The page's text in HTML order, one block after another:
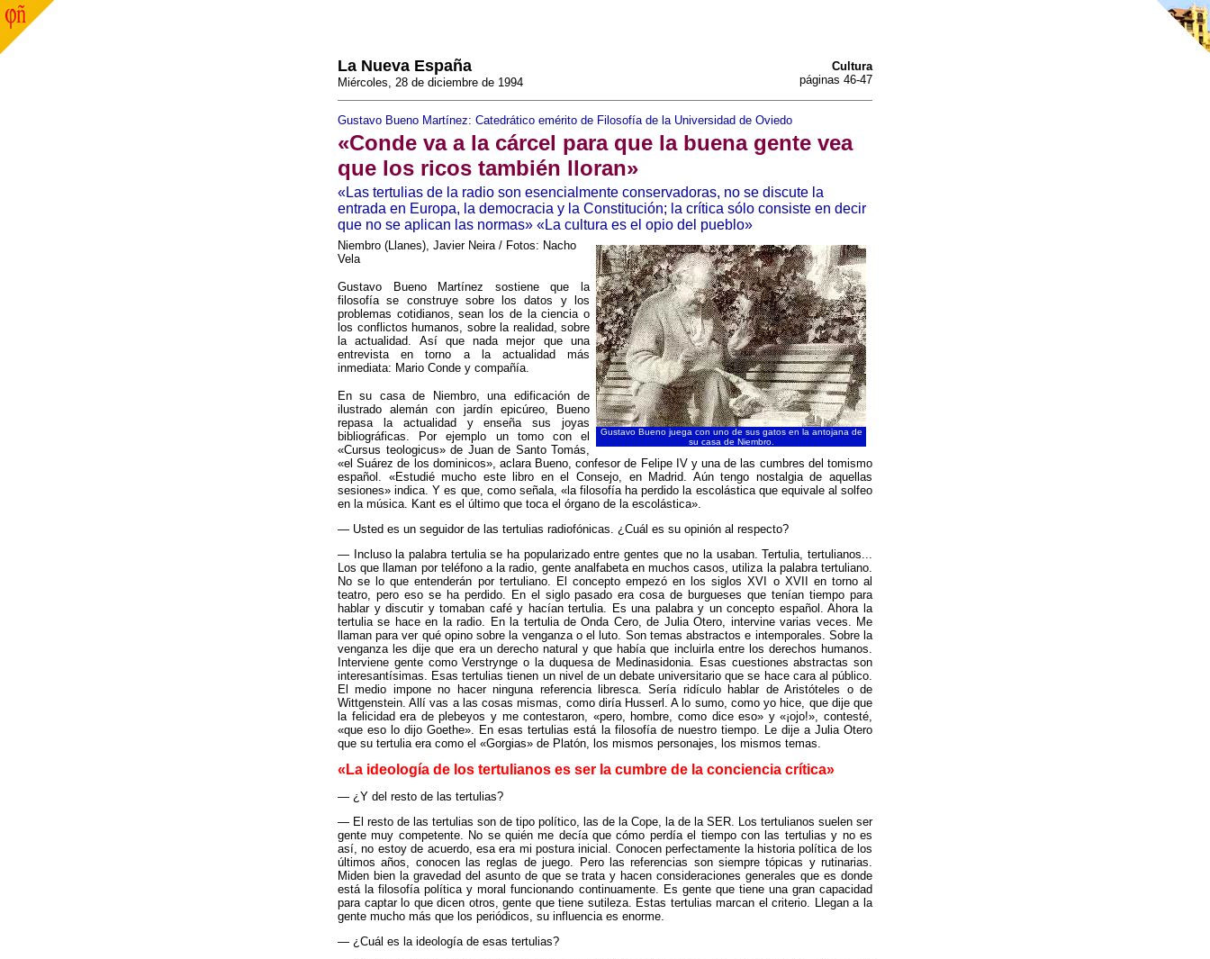
La Nueva España
Miércoles, 28 de diciembre de 1994
Cultura
páginas 46-47
Gustavo Bueno Martínez: Catedrático emérito de Filosofía de la Universidad de Oviedo
«Conde va a la cárcel para que la buena gente vea
que los ricos también lloran»
«Las tertulias de la radio son esencialmente conservadoras, no se discute la
entrada en Europa, la democracia y la Constitución; la crítica sólo consiste en decir
que no se aplican las normas» «La cultura es el opio del pueblo»
Gustavo Bueno juega con uno de sus gatos en la antojana de
su casa de Niembro.
Niembro (Llanes), Javier Neira / Fotos: Nacho
Vela
Gustavo Bueno Martínez sostiene que la
filosofía se construye sobre los datos y los
problemas cotidianos, sean los de la ciencia o
los conflictos humanos, sobre la realidad, sobre
la actualidad. Así que nada mejor que una
entrevista en torno a la actualidad más
inmediata: Mario Conde y compañía.
En su casa de Niembro, una edificación de
ilustrado alemán con jardín epicúreo, Bueno
repasa la actualidad y enseña sus joyas
bibliográficas. Por ejemplo un tomo con el
«Cursus teologicus» de Juan de Santo Tomás,
«el Suárez de los dominicos», aclara Bueno, confesor de Felipe IV y una de las cumbres del tomismo
español. «Estudié mucho este libro en el Consejo, en Madrid. Aún tengo nostalgia de aquellas
sesiones» indica. Y es que, como señala, «la filosofía ha perdido la escolástica que equivale al solfeo
en la música. Kant es el último que toca el órgano de la escolástica».
— Usted es un seguidor de las tertulias radiofónicas. ¿Cuál es su opinión al respecto?
— Incluso la palabra tertulia se ha popularizado entre gentes que no la usaban. Tertulia, tertulianos...
Los que llaman por teléfono a la radio, gente analfabeta en muchos casos, utiliza la palabra tertuliano.
No se lo que entenderán por tertuliano. El concepto empezó en los siglos XVI o XVII en torno al
teatro, pero eso se ha perdido. En el siglo pasado era cosa de burgueses que tenían tiempo para
hablar y discutir y tomaban café y hacían tertulia. Es una palabra y un concepto español. Ahora la
tertulia se hace en la radio. En la tertulia de Onda Cero, de Julia Otero, intervine varias veces. Me
llaman para ver qué opino sobre la venganza o el luto. Son temas abstractos e intemporales. Sobre la
venganza les dije que era un derecho natural y que había que incluirla entre los derechos humanos.
Interviene gente como Verstrynge o la duquesa de Medinasidonia. Esas cuestiones abstractas son
interesantísimas. Esas tertulias tienen un nivel de un debate universitario que se hace cara al público.
El medio impone no hacer ninguna referencia libresca. Sería ridículo hablar de Aristóteles o de
Wittgenstein. Allí vas a las cosas mismas, como diría Husserl. A lo sumo, como yo hice, que dije que
la felicidad era de plebeyos y me contestaron, «pero, hombre, como dice eso» y «¡ojo!», contesté,
«que eso lo dijo Goethe». En esas tertulias está la filosofía de nuestro tiempo. Le dije a Julia Otero
que su tertulia era como el «Gorgias» de Platón, los mismos personajes, los mismos temas.
«La ideología de los tertulianos es ser la cumbre de la conciencia crítica»
— ¿Y del resto de las tertulias?
— El resto de las tertulias son de tipo político, las de la Cope, la de la SER. Los tertulianos suelen ser
gente muy competente. No se quién me decía que cómo perdía el tiempo con las tertulias y no es
así, no estoy de acuerdo, esa era mi postura inicial. Conocen perfectamente la historia política de los
últimos años, conocen las reglas de juego. Pero las referencias son siempre tópicas y rutinarias.
Miden bien la gravedad del asunto de que se trata y hacen consideraciones generales que es donde
está la filosofía política y moral funcionando continuamente. Es gente que tiene una gran capacidad
para captar lo que dicen otros, gente que tiene sutileza. Estas tertulias marcan el criterio. Llegan a la
gente mucho más que los periódicos, su influencia es enorme.
— ¿Cuál es la ideología de esas tertulias?